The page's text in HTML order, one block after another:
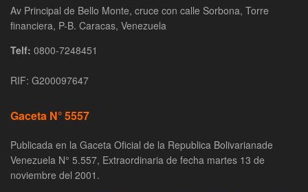
Av Principal de Bello Monte, cruce con calle Sorbona, Torre
financiera, P-B. Caracas, Venezuela
Telf: 0800-7248451
RIF: G200097647
Gaceta N° 5557
Publicada en la Gaceta Oficial de la Republica Bolivarianade
Venezuela N° 5.557, Extraordinaria de fecha martes 13 de
noviembre del 2001.